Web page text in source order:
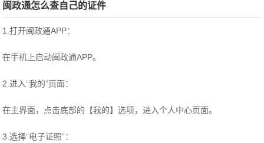
闽政通怎么查自己的证件
1.打开闽政通APP：
在手机上启动闽政通APP。
2.进入“我的”页面：
在主界面，点击底部的【我的】选项，进入个人中心页面。
3.选择“电子证照”：